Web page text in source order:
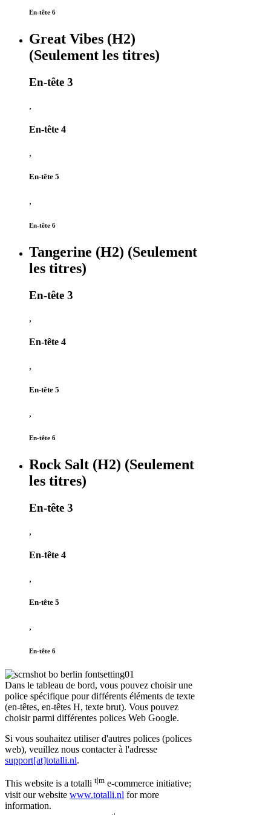
En-tête 6
Great Vibes (H2)
(Seulement les titres)
En-tête 3
,
En-tête 4
,
En-tête 5
,
En-tête 6
Tangerine (H2) (Seulement
les titres)
En-tête 3
,
En-tête 4
,
En-tête 5
,
En-tête 6
Rock Salt (H2) (Seulement
les titres)
En-tête 3
,
En-tête 4
,
En-tête 5
,
En-tête 6
Dans le tableau de bord, vous pouvez choisir une
police spécifique pour différents éléments de texte
(en-têtes, en-têtes H, texte brut). Vous pouvez
choisir parmi différentes polices Web Google.
Si vous souhaitez utiliser d'autres polices (polices
web), veuillez nous contacter à l'adresse
support[at]totalli.nl.
This website is a totalli t|m e-commerce initiative;
visit our website www.totalli.nl for more
information.